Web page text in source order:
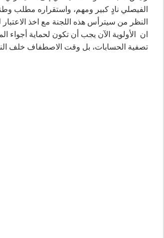
الفيصلي نادٍ كبير ومهم، واستقراره مطلب
النظر من سيترأس هذه اللجنة مع اخذ الاعتبار
ان الأولوية الآن يجب أن تكون لحماية
تصفية الحسابات، بل وقت الاصطفاف خلف